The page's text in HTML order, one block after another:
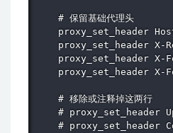
    # 保留基础代理头
proxy_set_header
proxy_set_header X-
proxy_set_header X-
proxy_set_header X-
    # 移除或注释掉这两行
# proxy_set_header
# proxy_set_header